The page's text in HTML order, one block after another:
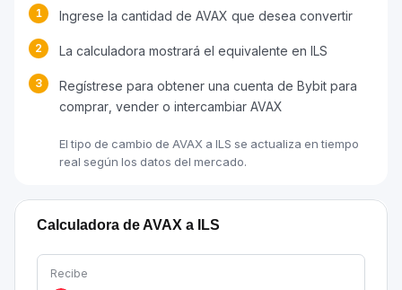
1 Ingrese la cantidad de AVAX que desea convertir
2 La calculadora mostrará el equivalente en ILS
3
Regístrese para obtener una cuenta de Bybit para
comprar, vender o intercambiar AVAX
El tipo de cambio de AVAX a ILS se actualiza en tiempo
real según los datos del mercado.
Calculadora de AVAX a ILS
Recibe